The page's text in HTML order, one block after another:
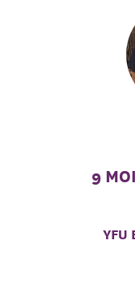
9
YFU